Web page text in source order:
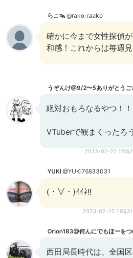
らこ🦦 @rako_raako
確かに今まで女性探偵
和感！これからは毎週
うぞんけ@9/2〜5ありがとうご
絶対おもろなるやつ！！
VTuberで観まくったろう
2023-02-25 12時
YUKI @YUKI76833031
(・∀・)ｲｲﾈ!!
2023-02-25 11時31
Orion183@何んにでもほーをつ
西田局長時代は、全国